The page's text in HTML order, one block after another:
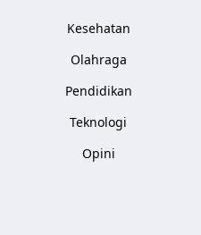
Kesehatan
Olahraga
Pendidikan
Teknologi
Opini